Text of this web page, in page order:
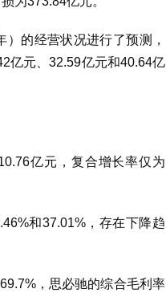
的经营状况进行了预测，
亿元、32.59亿元和40.64亿
亿元，复合增长率仅为
和37.01%，存在下降趋
，思必驰的综合毛利率